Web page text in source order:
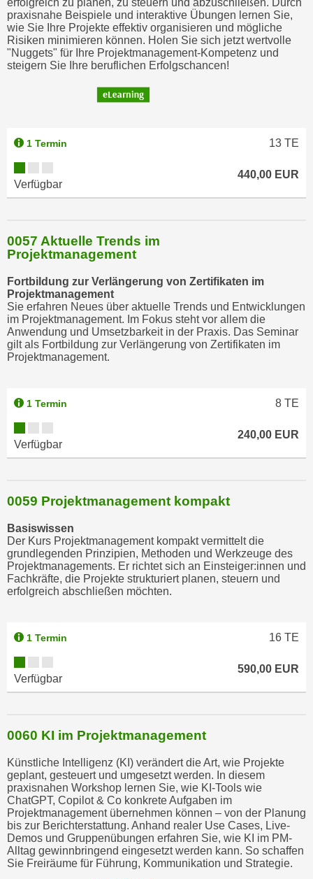
erfolgreich zu planen, zu steuern und abzuschließen. Durch
praxisnahe Beispiele und interaktive Übungen lernen Sie,
wie Sie Ihre Projekte effektiv organisieren und mögliche
Risiken minimieren können. Holen Sie sich jetzt wertvolle
"Nuggets" für Ihre Projektmanagement-Kompetenz und
steigern Sie Ihre beruflichen Erfolgschancen!
1 Termin 13 TE
Verfügbar
440,00 EUR
0057 Aktuelle Trends im
Projektmanagement
Fortbildung zur Verlängerung von Zertifikaten im
Projektmanagement
Sie erfahren Neues über aktuelle Trends und Entwicklungen
im Projektmanagement. Im Fokus steht vor allem die
Anwendung und Umsetzbarkeit in der Praxis. Das Seminar
gilt als Fortbildung zur Verlängerung von Zertifikaten im
Projektmanagement.
1 Termin 8 TE
Verfügbar
240,00 EUR
0059 Projektmanagement kompakt
Basiswissen
Der Kurs Projektmanagement kompakt vermittelt die
grundlegenden Prinzipien, Methoden und Werkzeuge des
Projektmanagements. Er richtet sich an Einsteiger:innen und
Fachkräfte, die Projekte strukturiert planen, steuern und
erfolgreich abschließen möchten.
1 Termin 16 TE
Verfügbar
590,00 EUR
0060 KI im Projektmanagement
Künstliche Intelligenz (KI) verändert die Art, wie Projekte
geplant, gesteuert und umgesetzt werden. In diesem
praxisnahen Workshop lernen Sie, wie KI-Tools wie
ChatGPT, Copilot & Co konkrete Aufgaben im
Projektmanagement übernehmen können – von der Planung
bis zur Berichterstattung. Anhand realer Use Cases, Live-
Demos und Gruppenübungen erfahren Sie, wie KI im PM-
Alltag gewinnbringend eingesetzt werden kann. So schaffen
Sie Freiräume für Führung, Kommunikation und Strategie.